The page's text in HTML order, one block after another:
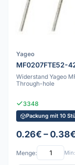
Yageo
MF0207FTE52-
Widerstand Yageo
Through-hole
3348
Packung mit 10
0.26€ – 0.38€
Menge: